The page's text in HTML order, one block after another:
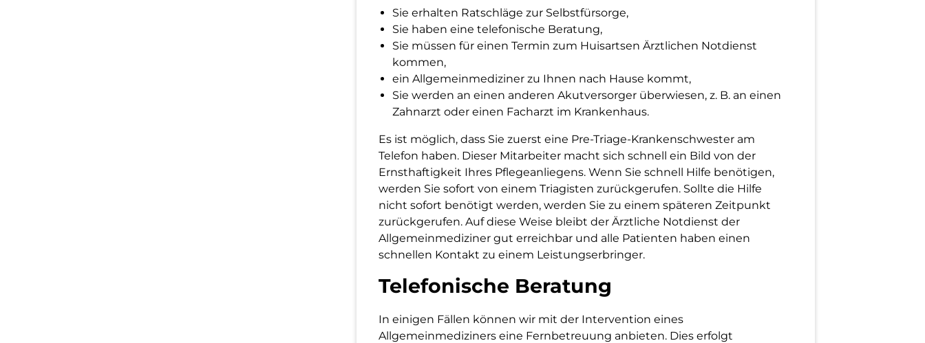
Sie erhalten Ratschläge zur Selbstfürsorge,
Sie haben eine telefonische Beratung,
Sie müssen für einen Termin zum Huisartsen Ärztlichen Notdienst
kommen,
ein Allgemeinmediziner zu Ihnen nach Hause kommt,
Sie werden an einen anderen Akutversorger überwiesen, z. B. an einen
Zahnarzt oder einen Facharzt im Krankenhaus.
Es ist möglich, dass Sie zuerst eine Pre-Triage-Krankenschwester am
Telefon haben. Dieser Mitarbeiter macht sich schnell ein Bild von der
Ernsthaftigkeit Ihres Pflegeanliegens. Wenn Sie schnell Hilfe benötigen,
werden Sie sofort von einem Triagisten zurückgerufen. Sollte die Hilfe
nicht sofort benötigt werden, werden Sie zu einem späteren Zeitpunkt
zurückgerufen. Auf diese Weise bleibt der Ärztliche Notdienst der
Allgemeinmediziner gut erreichbar und alle Patienten haben einen
schnellen Kontakt zu einem Leistungserbringer.
Telefonische Beratung
In einigen Fällen können wir mit der Intervention eines
Allgemeinmediziners eine Fernbetreuung anbieten. Dies erfolgt